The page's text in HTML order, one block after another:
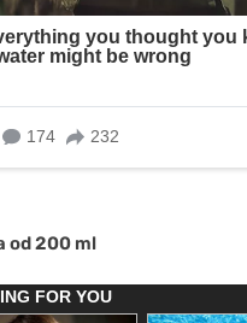
od 200 ml